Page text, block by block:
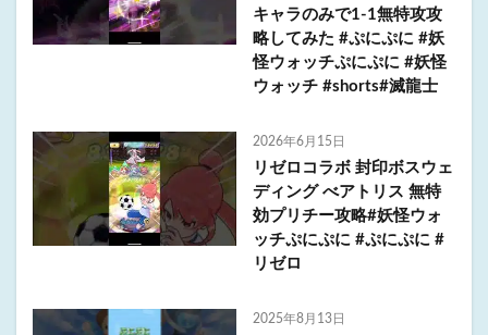
キャラのみで1-1無特攻攻
略してみた #ぷにぷに #妖
怪ウォッチぷにぷに #妖怪
ウォッチ #shorts#滅龍士
2026年6月15日
リゼロコラボ 封印ボスウェ
ディング べアトリス 無特
効プリチー攻略#妖怪ウォ
ッチぷにぷに #ぷにぷに #
リゼロ
2025年8月13日